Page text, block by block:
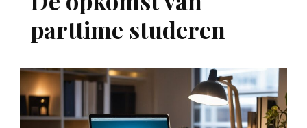
parttime studeren